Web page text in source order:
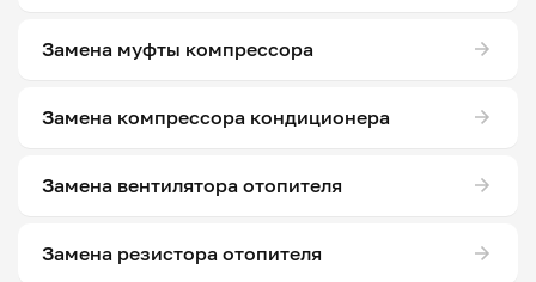
Замена муфты компрессора
Замена компрессора кондиционера
Замена вентилятора отопителя
Замена резистора отопителя